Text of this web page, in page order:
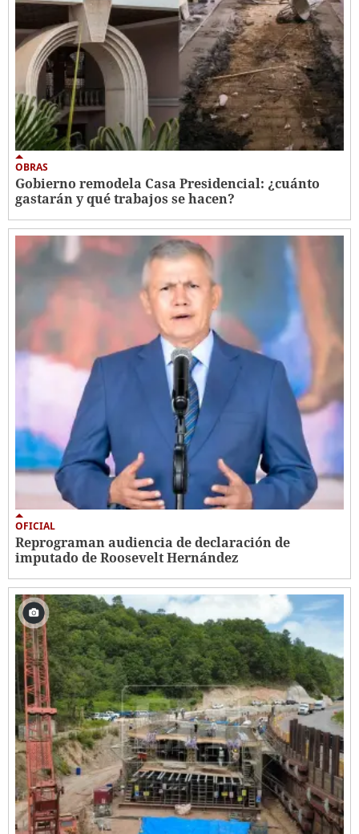
OBRAS
Gobierno remodela Casa Presidencial: ¿cuánto
gastarán y qué trabajos se hacen?
OFICIAL
Reprograman audiencia de declaración de
imputado de Roosevelt Hernández